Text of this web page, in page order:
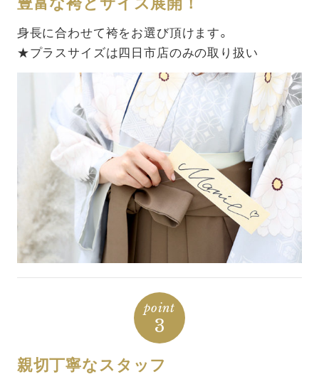
豊富な袴とサイズ展開！
身長に合わせて袴をお選び頂けます。
★プラスサイズは四日市店のみの取り扱い
point
3
親切丁寧なスタッフ